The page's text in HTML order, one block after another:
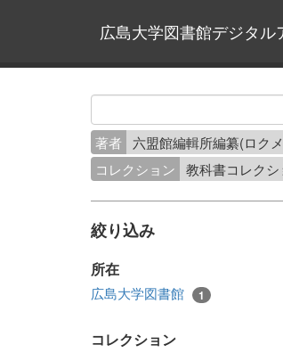
広島大学図書館デジタル
著者
六盟館編輯所編纂(ロク
コレクション
教科書コレクシ
絞り込み
所在
広島大学図書館 1
コレクション